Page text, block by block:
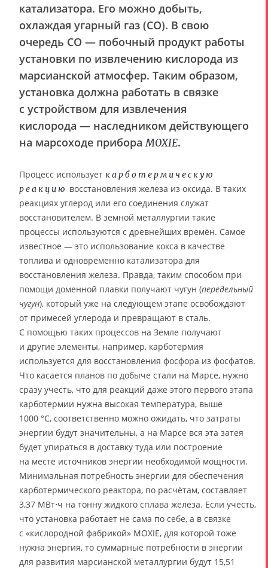
катализатора. Его можно добыть,
охлаждая угарный газ (CO). В свою
очередь CO — побочный продукт работы
установки по извлечению кислорода из
марсианской атмосфер. Таким образом,
установка должна работать в связке
с устройством для извлечения
кислорода — наследником действующего
на марсоходе прибора MOXIE.
Процесс использует карботермическую
реакцию восстановления железа из оксида. В таких
реакциях углерод или его соединения служат
восстановителем. В земной металлургии такие
процессы используются с древнейших времён. Самое
известное — это использование кокса в качестве
топлива и одновременно катализатора для
восстановления железа. Правда, таким способом при
помощи доменной плавки получают чугун (передельный
чугун), который уже на следующем этапе освобождают
от примесей углерода и превращают в сталь.
С помощью таких процессов на Земле получают
и другие элементы, например, карботермия
используется для восстановления фосфора из фосфатов.
Что касается планов по добыче стали на Марсе, нужно
сразу учесть, что для реакций даже этого первого этапа
карботермии нужна высокая температура, выше
1000 °C, соответственно можно ожидать, что затраты
энергии будут значительны, а на Марсе вся эта затея
будет упираться в доставку туда или построение
на месте источников энергии необходимой мощности.
Минимальная потребность энергии для обеспечения
карботермического реактора, по расчётам, составляет
3,37 МВт⋅ч на тонну жидкого сплава железа. Если учесть,
что установка работает не сама по себе, а в связке
с «кислородной фабрикой» MOXIE, для которой тоже
нужна энергия, то суммарные потребности в энергии
для развития марсианской металлургии будут 15,51